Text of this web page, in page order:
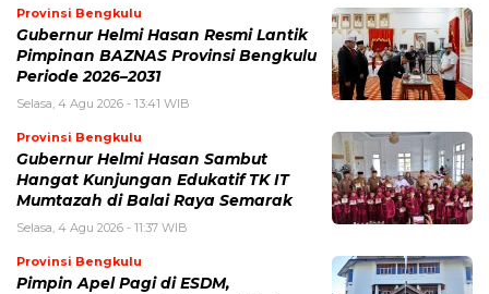
Provinsi Bengkulu
Gubernur Helmi Hasan Resmi Lantik
Pimpinan BAZNAS Provinsi Bengkulu
Periode 2026–2031
Selasa, 4 Agu 2026 - 13:41 WIB
Provinsi Bengkulu
Gubernur Helmi Hasan Sambut
Hangat Kunjungan Edukatif TK IT
Mumtazah di Balai Raya Semarak
Selasa, 4 Agu 2026 - 11:37 WIB
Provinsi Bengkulu
Pimpin Apel Pagi di ESDM,